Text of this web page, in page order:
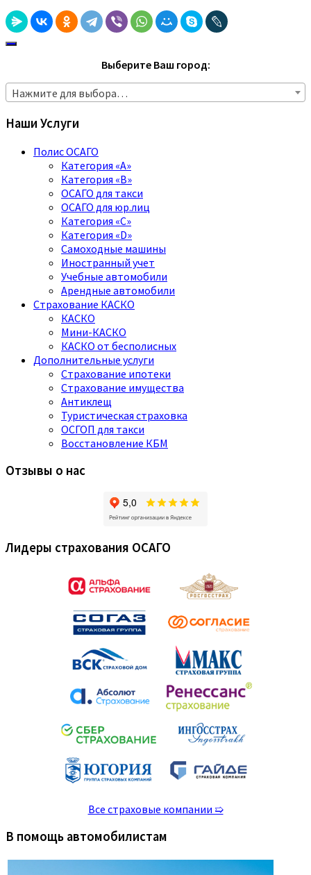
Выберите Ваш город:
Нажмите для выбора…
Наши Услуги
Полис ОСАГО
Категория «A»
Категория «B»
ОСАГО для такси
ОСАГО для юр.лиц
Категория «C»
Категория «D»
Самоходные машины
Иностранный учет
Учебные автомобили
Арендные автомобили
Страхование КАСКО
КАСКО
Мини-КАСКО
КАСКО от бесполисных
Дополнительные услуги
Страхование ипотеки
Страхование имущества
Антиклещ
Туристическая страховка
ОСГОП для такси
Восстановление КБМ
Отзывы о нас
Лидеры страхования ОСАГО
Все страховые компании ➯
В помощь автомобилистам